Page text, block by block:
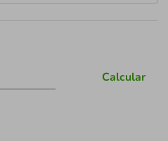
Calcular